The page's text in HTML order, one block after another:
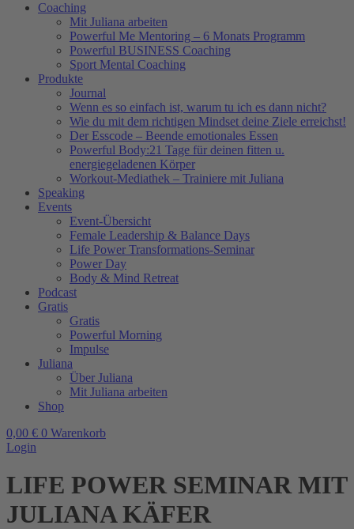
Coaching
Mit Juliana arbeiten
Powerful Me Mentoring – 6 Monats Programm
Powerful BUSINESS Coaching
Sport Mental Coaching
Produkte
Journal
Wenn es so einfach ist, warum tu ich es dann nicht?
Wie du mit dem richtigen Mindset deine Ziele erreichst!
Der Esscode – Beende emotionales Essen
Powerful Body:21 Tage für deinen fitten u.
energiegeladenen Körper
Workout-Mediathek – Trainiere mit Juliana
Speaking
Events
Event-Übersicht
Female Leadership & Balance Days
Life Power Transformations-Seminar
Power Day
Body & Mind Retreat
Podcast
Gratis
Gratis
Powerful Morning
Impulse
Juliana
Über Juliana
Mit Juliana arbeiten
Shop
0,00 € 0 Warenkorb
Login
LIFE POWER SEMINAR MIT
JULIANA KÄFER